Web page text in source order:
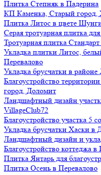
Плитка Степняк в Падерина
КП Каменка, Старый город,
Плитка Литос в цвете
Серая тротуарная плитка
Тротуарная плитка
Укладка плитки Литос,
Перевалово
Укладка брусчатки в
Благоустройство
город, Доломит
Ландшафтный дизайн
VillageClub72
Благоустройство участка 5
Укладка брусчатки Хаски в
Ландшафтный дизайн и
Благоустройство коттеджа
Плитка Янтарь для
Плитка Осень в Перевалово